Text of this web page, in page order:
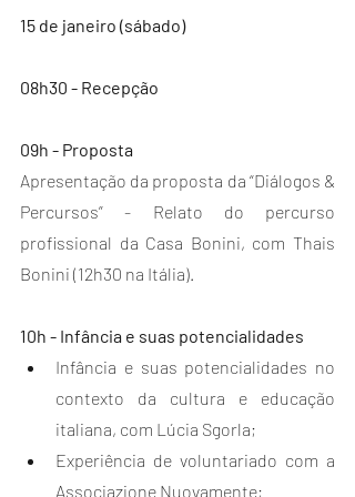
15 de janeiro (sábado)
08h30 - Recepção
09h - Proposta
Apresentação da proposta da “Diálogos &
Percursos” - Relato do percurso
profissional da Casa Bonini, com Thais
Bonini (12h30 na Itália).
10h - Infância e suas potencialidades
Infância e suas potencialidades no
contexto da cultura e educação
italiana, com Lúcia Sgorla;
Experiência de voluntariado com a
Associazione Nuovamente;